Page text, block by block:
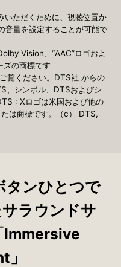
いただくために、視聴位置か
音量を設定することが可能で
Vision、“AAC”ロゴおよ
ズの商標です
覧ください。DTS社 からの
、シンボル、DTSおよびシ
: Xロゴは米国および他の
は商標です。（c） DTS,
タンひとつで
ラウンドサ
Immersive